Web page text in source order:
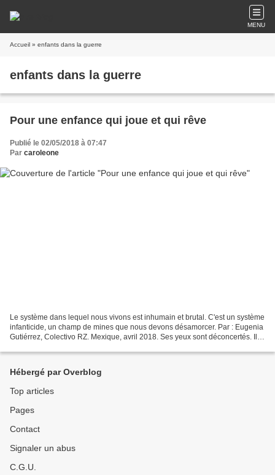
MENU
Accueil » enfants dans la guerre
enfants dans la guerre
Pour une enfance qui joue et qui rêve
Publié le 02/05/2018 à 07:47
Par caroleone
Le système dans lequel nous vivons est inhumain et brutal. C'est un système
infanticide, un champ de mines que nous devons désamorcer. Par : Eugenia
Gutiérrez, Colectivo RZ. Mexique, avril 2018. Ses yeux sont déconcertés. Ils
Hébergé par Overblog
Top articles
Pages
Contact
Signaler un abus
C.G.U.